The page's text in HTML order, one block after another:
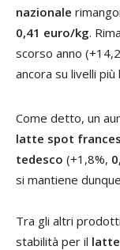
nazionale
0,41 euro/kg.
scorso anno
ancora su livelli
Come detto, un
latte spot
tedesco (+1,8%,
si mantiene
Tra gli altri
stabilità per il